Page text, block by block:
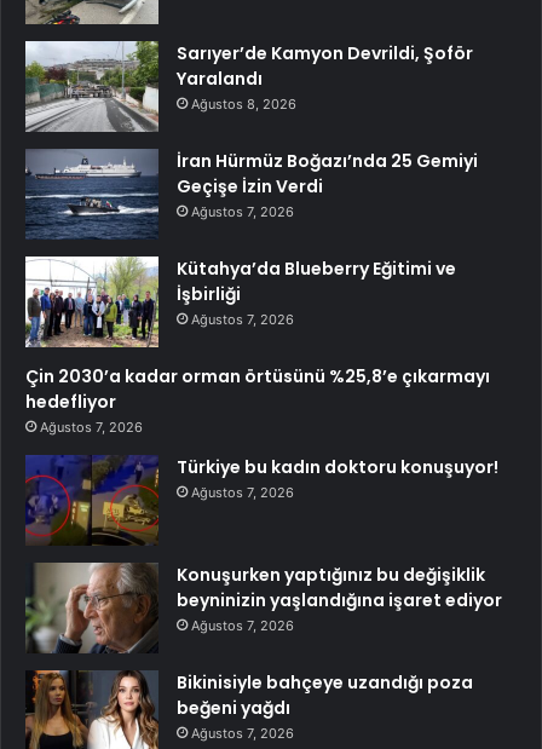
Sarıyer’de Kamyon Devrildi, Şoför
Yaralandı
Ağustos 8, 2026
İran Hürmüz Boğazı’nda 25 Gemiyi
Geçişe İzin Verdi
Ağustos 7, 2026
Kütahya’da Blueberry Eğitimi ve
İşbirliği
Ağustos 7, 2026
Çin 2030’a kadar orman örtüsünü %25,8’e çıkarmayı
hedefliyor
Ağustos 7, 2026
Türkiye bu kadın doktoru konuşuyor!
Ağustos 7, 2026
Konuşurken yaptığınız bu değişiklik
beyninizin yaşlandığına işaret ediyor
Ağustos 7, 2026
Bikinisiyle bahçeye uzandığı poza
beğeni yağdı
Ağustos 7, 2026